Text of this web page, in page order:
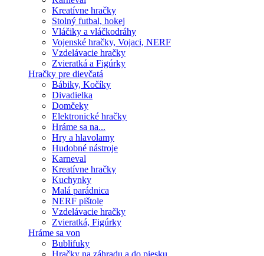
Kreatívne hračky
Stolný futbal, hokej
Vláčiky a vláčkodráhy
Vojenské hračky, Vojaci, NERF
Vzdelávacie hračky
Zvieratká a Figúrky
Hračky pre dievčatá
Bábiky, Kočíky
Divadielka
Domčeky
Elektronické hračky
Hráme sa na...
Hry a hlavolamy
Hudobné nástroje
Karneval
Kreatívne hračky
Kuchynky
Malá parádnica
NERF pištole
Vzdelávacie hračky
Zvieratká, Figúrky
Hráme sa von
Bublifuky
Hračky na záhradu a do piesku